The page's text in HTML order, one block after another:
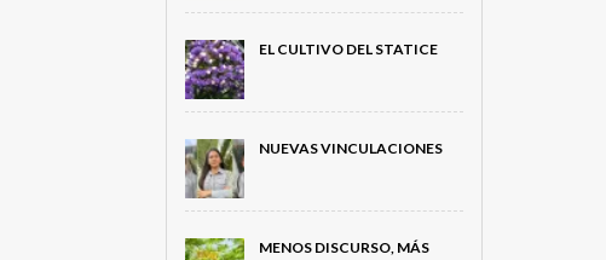
EL CULTIVO DEL STATICE
NUEVAS VINCULACIONES
MENOS DISCURSO, MÁS